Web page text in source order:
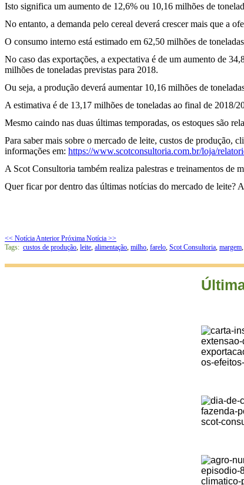
Isto significa um aumento de 12,6% ou 10,16 milhões de
No entanto, a demanda pelo cereal deverá crescer mais que a
O consumo interno está estimado em 62,50 milhões de
No caso das exportações, a expectativa é de um aumento de
milhões de toneladas previstas para 2018.
Ou seja, a produção deverá aumentar 10,16 milhões de
A estimativa é de 13,17 milhões de toneladas ao final de 2018/
Mesmo caindo nas duas últimas temporadas, os estoques são
Para saber mais sobre o mercado de leite, custos de produção,
informações em: https://www.scotconsultoria.com.br/loja/
A Scot Consultoria também realiza palestras e treinamentos de
Quer ficar por dentro das últimas notícias do mercado de leite?
<< Notícia Anterior Próxima Notícia >>
Tags: custos de produção, leite, alimentação, milho, farelo, Scot Consultoria, margem,